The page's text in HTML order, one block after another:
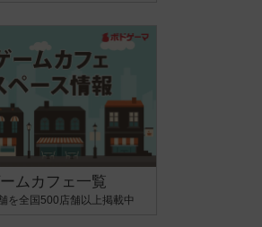
ムカフェ一覧
を全国500店舗以上掲載中